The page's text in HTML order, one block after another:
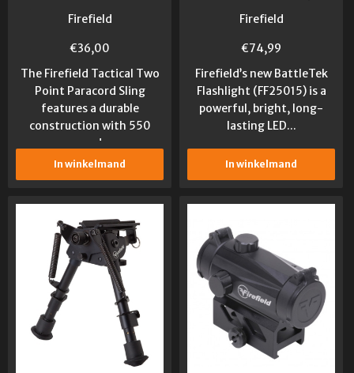
Firefield
€36,00
The Firefield Tactical Two
Point Paracord Sling
features a durable
construction with 550
pound...
In winkelmand
Firefield
€74,99
Firefield’s new BattleTek
Flashlight (FF25015) is a
powerful, bright, long-
lasting LED...
In winkelmand